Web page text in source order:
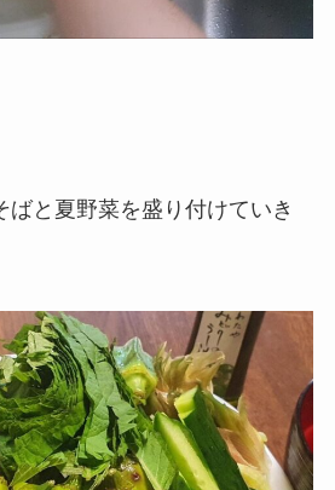
ばと夏野菜を盛り付けていき